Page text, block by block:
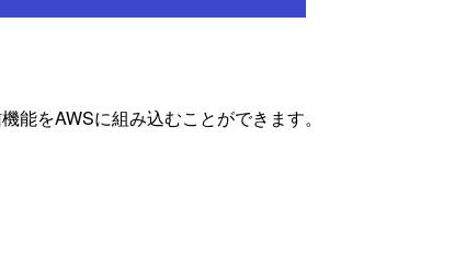
をAWSに組み込むことができます。